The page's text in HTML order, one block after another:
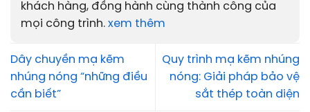
khách hàng, đồng hành cùng thành công của
mọi công trình. xem thêm
Dây chuyền mạ kẽm
nhúng nóng “những điều
cần biết”
Quy trình mạ kẽm nhúng
nóng: Giải pháp bảo vệ
sắt thép toàn diện